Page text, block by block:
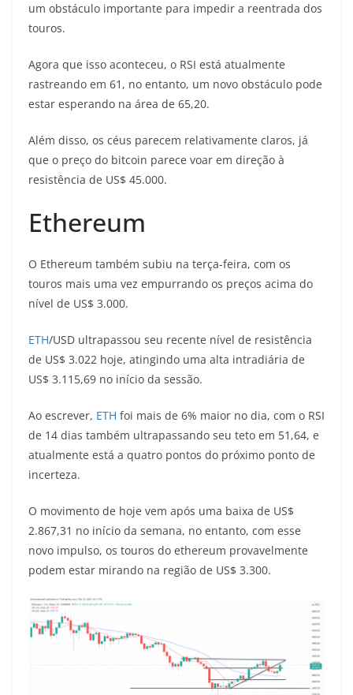
um obstáculo importante para impedir a reentrada dos
touros.
Agora que isso aconteceu, o RSI está atualmente
rastreando em 61, no entanto, um novo obstáculo pode
estar esperando na área de 65,20.
Além disso, os céus parecem relativamente claros, já
que o preço do bitcoin parece voar em direção à
resistência de US$ 45.000.
Ethereum
O Ethereum também subiu na terça-feira, com os
touros mais uma vez empurrando os preços acima do
nível de US$ 3.000.
ETH/USD ultrapassou seu recente nível de resistência
de US$ 3.022 hoje, atingindo uma alta intradiária de
US$ 3.115,69 no início da sessão.
Ao escrever, ETH foi mais de 6% maior no dia, com o RSI
de 14 dias também ultrapassando seu teto em 51,64, e
atualmente está a quatro pontos do próximo ponto de
incerteza.
O movimento de hoje vem após uma baixa de US$
2.867,31 no início da semana, no entanto, com esse
novo impulso, os touros do ethereum provavelmente
podem estar mirando na região de US$ 3.300.